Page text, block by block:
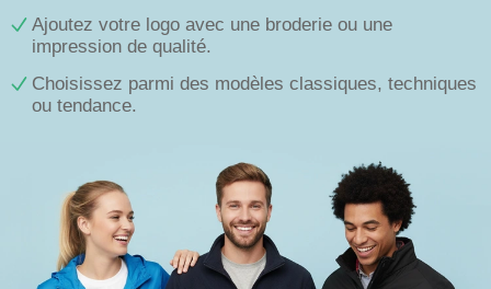
Ajoutez votre logo avec une broderie ou une
impression de qualité.
Choisissez parmi des modèles classiques, techniques
ou tendance.